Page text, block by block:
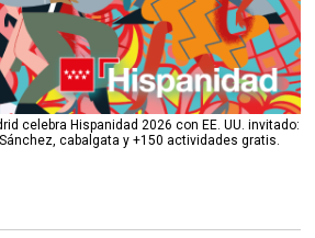
celebra Hispanidad 2026 con EE. UU. invitado:
cabalgata y +150 actividades gratis.